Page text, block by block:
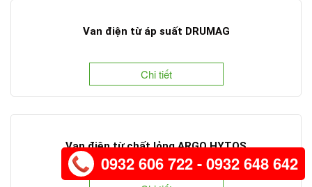
Van điện từ áp suất DRUMAG
Chi tiết
Van điện từ chất lỏng ARGO HYTOS
0932 606 722 - 0932 648 642